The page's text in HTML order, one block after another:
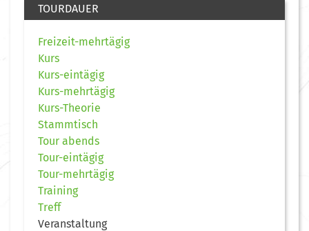
TOURDAUER
Freizeit-mehrtägig
Kurs
Kurs-eintägig
Kurs-mehrtägig
Kurs-Theorie
Stammtisch
Tour abends
Tour-eintägig
Tour-mehrtägig
Training
Treff
Veranstaltung